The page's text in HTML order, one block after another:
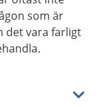
som är
det vara farligt